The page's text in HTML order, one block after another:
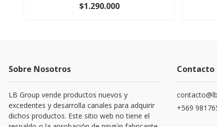
$1.290.000
Sobre Nosotros
LB Group vende productos nuevos y
excedentes y desarrolla canales para adquirir
dichos productos. Este sitio web no tiene el
Contacto
+569